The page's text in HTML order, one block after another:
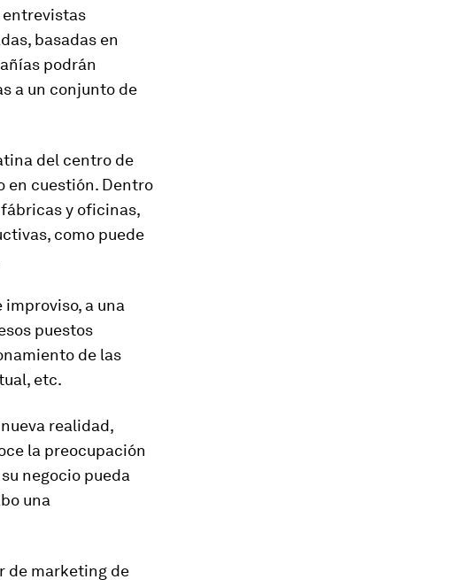
entrevistas
basadas en
podrán
a un conjunto de
del centro de
en cuestión. Dentro
y oficinas,
como puede
a una
puestos
de las
etc.
realidad,
la preocupación
negocio pueda
una
de marketing de